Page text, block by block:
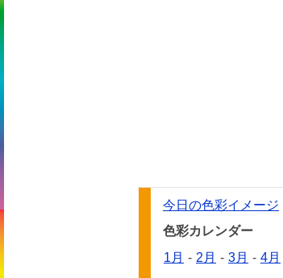
今日の色彩イメージ
色彩カレンダー
1月 - 2月 - 3月 - 4月